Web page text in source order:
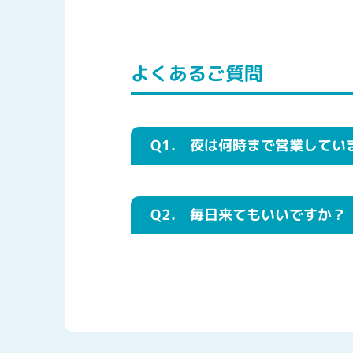
よくあるご質問
Q1. 夜は何時まで営業してい
Q2. 毎日来てもいいですか？